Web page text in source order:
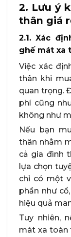
2. Lưu ý
thân giá
2.1. Xác
ghế mát xa
Việc xác
thân khi
quan trọng.
phí cũng
không như
Nếu bạn
thân nhằm
cả gia đình
lựa chọn
chỉ có một
phần như
hiệu quả
Tuy nhiên,
mát xa toàn